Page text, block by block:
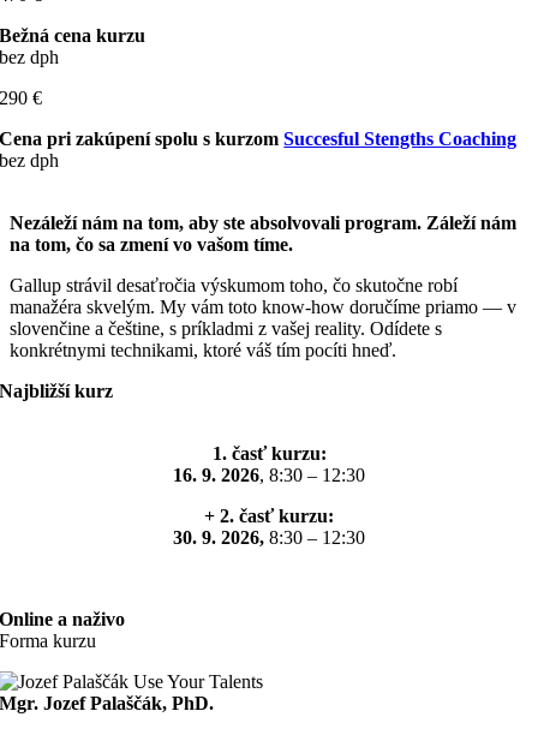
Bežná cena kurzu
bez dph
290 €
Cena pri zakúpení spolu s kurzomSuccesful Stengths Coaching
bez dph
Nezáleží nám na tom, aby ste absolvovali program. Záleží nám
na tom, čo sa zmení vo vašom tíme.
Gallup strávil desaťročia výskumom toho, čo skutočne robí
manažéra skvelým. My vám toto know-how doručíme priamo — v
slovenčine a češtine, s príkladmi z vašej reality. Odídete s
konkrétnymi technikami, ktoré váš tím pocíti hneď.
Najbližší kurz
1. časť kurzu:
16. 9. 2026, 8:30 – 12:30
+ 2. časť kurzu:
30. 9. 2026, 8:30 – 12:30
Online a naživo
Forma kurzu
Mgr. Jozef Palaščák, PhD.